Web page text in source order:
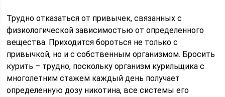
Трудно отказаться от привычек, связанных с
физиологической зависимостью от определенного
вещества. Приходится бороться не только с
привычкой, но и с собственным организмом. Бросить
курить – трудно, поскольку организм курильщика с
многолетним стажем каждый день получает
определенную дозу никотина, все системы его